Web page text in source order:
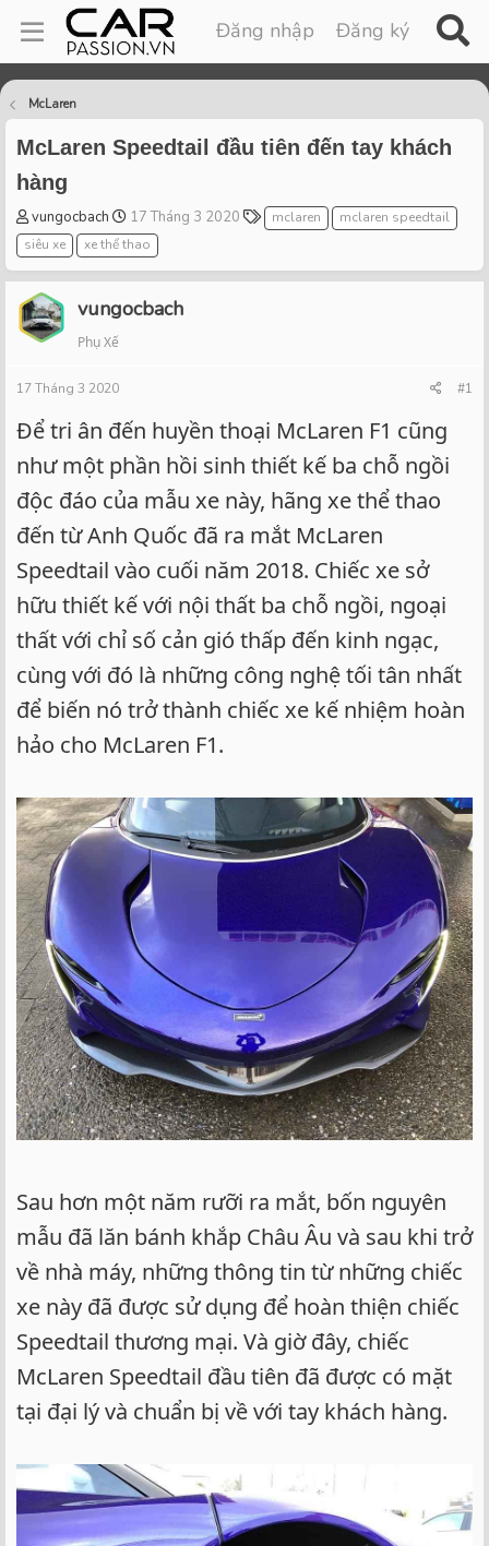
Đăng nhập Đăng ký
McLaren
McLaren Speedtail đầu tiên đến tay khách
hàng
T
h
r
e
a
d
s
a
t
e
r
vungocbach
S
t
a
r
t
17 Tháng 3 2020
T
a
s
mclaren
mclaren speedtail
siêu xe
xe thể thao
vungocbach
Phụ Xế
17 Tháng 3 2020 #1
Để tri ân đến huyền thoại McLaren F1 cũng
như một phần hồi sinh thiết kế ba chỗ ngồi
độc đáo của mẫu xe này, hãng xe thể thao
đến từ Anh Quốc đã ra mắt McLaren
Speedtail vào cuối năm 2018. Chiếc xe sở
hữu thiết kế với nội thất ba chỗ ngồi, ngoại
thất với chỉ số cản gió thấp đến kinh ngạc,
cùng với đó là những công nghệ tối tân nhất
để biến nó trở thành chiếc xe kế nhiệm hoàn
hảo cho McLaren F1.
Sau hơn một năm rưỡi ra mắt, bốn nguyên
mẫu đã lăn bánh khắp Châu Âu và sau khi trở
về nhà máy, những thông tin từ những chiếc
xe này đã được sử dụng để hoàn thiện chiếc
Speedtail thương mại. Và giờ đây, chiếc
McLaren Speedtail đầu tiên đã được có mặt
tại đại lý và chuẩn bị về với tay khách hàng.